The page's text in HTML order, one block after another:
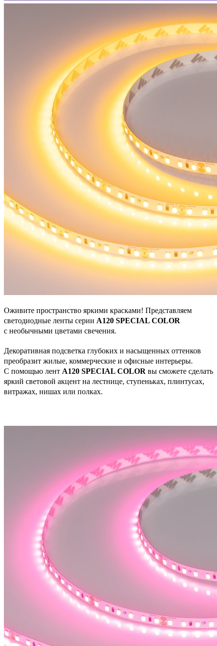
Оживите пространство яркими красками! Представляем
светодиодные ленты серии А120 SPECIAL COLOR
с необычными цветами свечения.
Декоративная подсветка глубоких и насыщенных оттенков
преобразит жилые, коммерческие и офисные интерьеры.
С помощью лент А120 SPECIAL COLOR вы сможете сделать
яркий световой акцент на лестнице, ступеньках, плинтусах,
витражах, нишах или полках.